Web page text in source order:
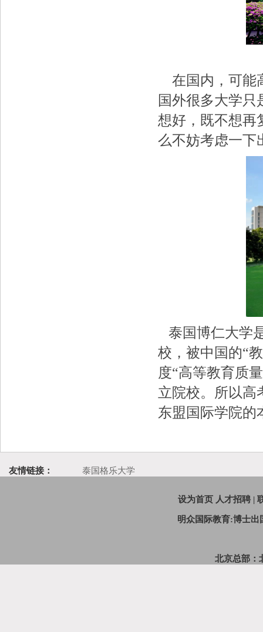
在国内，可能
国外很多大学只
想好，既不想再
么不妨考虑一下
泰国博仁大学
校，被中国的“
度“高等教育质
立院校。所以高
东盟国际学院的
友情链接： 泰国格乐大学
设为首页 人才招聘 |
明众国际教育:博士出
北京总部：